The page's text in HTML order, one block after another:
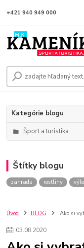
+421 940 949 000
Kategórie blogu
Šport a turistika
Štítky blogu
zahrada rostliny
Úvod BLOG Ako si
03.08.2020